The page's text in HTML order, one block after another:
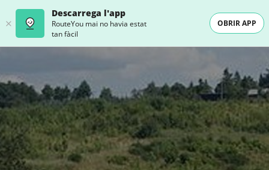
Descarrega l'app
RouteYou mai no havia estat
tan fàcil
OBRIR APP